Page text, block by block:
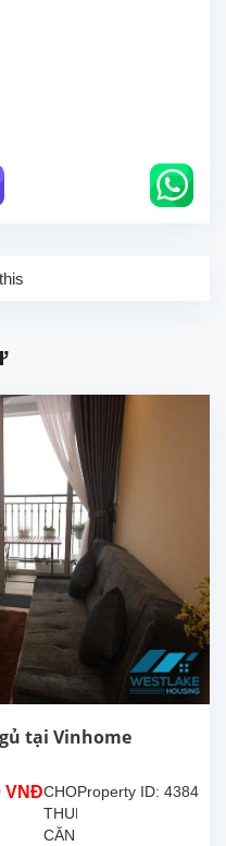
tại Vinhome
VNĐ Property ID: 4384
CHO
THUÊ
CĂN